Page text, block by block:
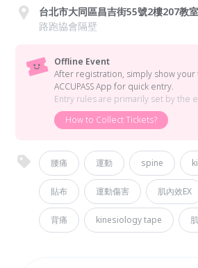
台北市大同區昌吉街55號2樓207教室
路跑協會隔壁
Offline Event
After registration, simply show
ACCUPASS App for quick entry.
Entry rules are primarily set by the
How to Collect Tickets?
腰痛 運動 spine
貼布 運動傷害 肌內效EX
背痛 kinesiology tape